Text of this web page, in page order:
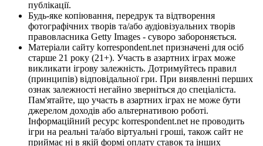
публікації.
Будь-яке копіювання, передрук та відтворення
фотографічних творів та/або аудіовізуальних творів
правовласника Getty Images - суворо забороняється.
Матеріали сайту korrespondent.net призначені для осіб
старше 21 року (21+). Участь в азартних іграх може
викликати ігрову залежність. Дотримуйтесь правил
(принципів) відповідальної гри. При виявленні перших
ознак залежності негайно зверніться до спеціаліста.
Пам'ятайте, що участь в азартних іграх не може бути
джерелом доходів або альтернативою роботі.
Інформаційний ресурс korrespondent.net не проводить
ігри на реальні та/або віртуальні гроші, також сайт не
приймає ні в якій формі оплату ставок та інших